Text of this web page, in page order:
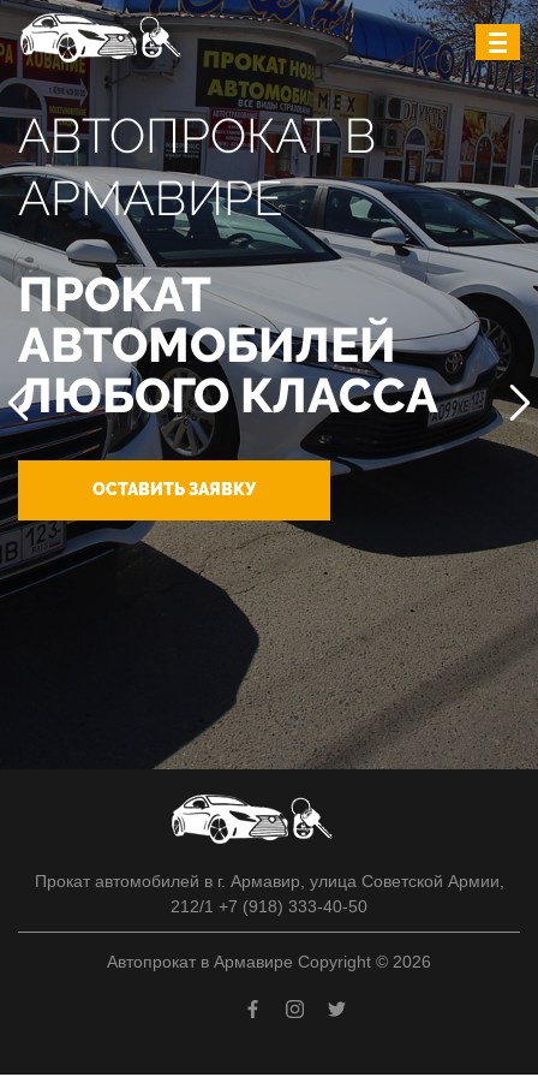
АВТОПРОКАТ В
АРМАВИРЕ
ПРОКАТ
АВТОМОБИЛЕЙ
ЛЮБОГО КЛАССА
ОСТАВИТЬ ЗАЯВКУ
Прокат автомобилей в г. Армавир, улица Советской Армии,
212/1 +7 (918) 333-40-50
Автопрокат в Армавире Copyright © 2026